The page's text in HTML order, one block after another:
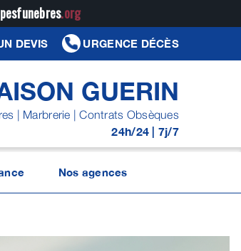
.org
DEVIS URGENCE DÉCÈS
GUERIN
| Marbrerie | Contrats Obsèques
24h/24 | 7j/7
Nos agences